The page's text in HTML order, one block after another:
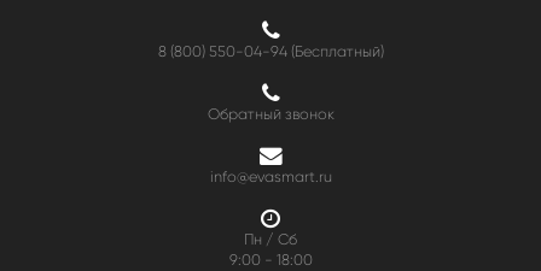
8 (800) 550-04-94(Бесплатный)
Обратный звонок
info@evasmart.ru
Пн / Сб
9:00 - 18:00